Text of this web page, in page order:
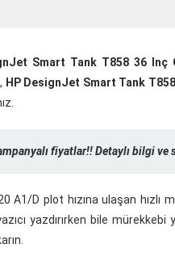
Smart Tank T858 36 Inç
HP DesignJet Smart Tank T858
fiyatlar!! Detaylı bilgi
A1/D plot hızına ulaşan hızlı
yazdırırken bile